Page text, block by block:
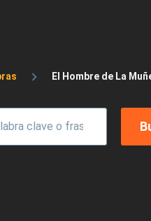
enlaces de
El Hombre de La